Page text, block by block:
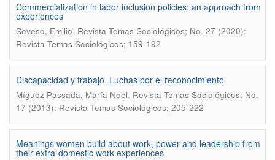
Commercialization in labor inclusion policies: an approach from
experiences
Seveso, Emilio. Revista Temas Sociológicos; No. 27 (2020):
Revista Temas Sociológicos; 159-192
Discapacidad y trabajo. Luchas por el reconocimiento
Mí­guez Passada, Marí­a Noel. Revista Temas Sociológicos; No.
17 (2013): Revista Temas Sociológicos; 205-222
Meanings women build about work, power and leadership from
their extra-domestic work experiences